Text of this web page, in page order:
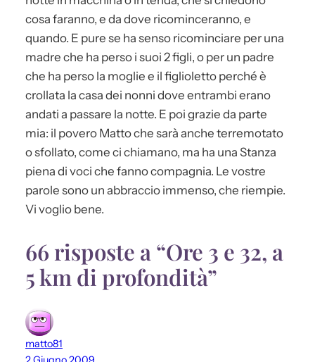
cosa faranno, e da dove ricominceranno, e
quando. E pure se ha senso ricominciare per una
madre che ha perso i suoi 2 figli, o per un padre
che ha perso la moglie e il figlioletto perché è
crollata la casa dei nonni dove entrambi erano
andati a passare la notte. E poi grazie da parte
mia: il povero Matto che sarà anche terremotato
o sfollato, come ci chiamano, ma ha una Stanza
piena di voci che fanno compagnia. Le vostre
parole sono un abbraccio immenso, che riempie.
Vi voglio bene.
66 risposte a “Ore 3 e 32, a
5 km di profondità”
matto81